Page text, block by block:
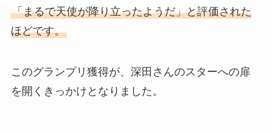
「まるで天使が降り立ったようだ」と評価された
ほどです。
このグランプリ獲得が、深田さんのスターへの扉
を開くきっかけとなりました。